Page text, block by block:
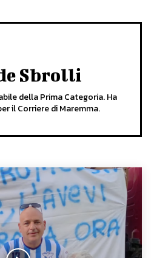
Sbrolli
della Prima Categoria. Ha
il Corriere di Maremma.